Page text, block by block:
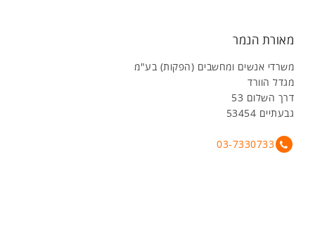
מאורת הנמר
משרדי אנשים ומחשבים (הפקות) בע"מ
מגדל הוורד
דרך השלום 53
גבעתיים 53454
03-7330733